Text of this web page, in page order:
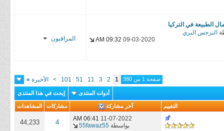
الطبيعة في التركيا
النرجس البري
09-03-2020
09:32 AM المراقبون
صفحة 1 من 380 1
2
3
11
51
101
> الأخيرة »
أدوات المنتدى إبحث في هذا المنتدى
التقييم آخر مشاركة مشاركات المشاهدات
11-07-2022
06:41 AM
بواسطة 55fawaz55
4
44,233